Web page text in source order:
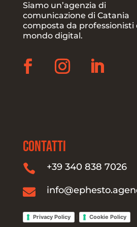
Siamo un’agenzia di
comunicazione di Catania
composta da professionisti
mondo digital.
CONTATTI
 +39 340 838 7026

Privacy Policy Cookie Policy